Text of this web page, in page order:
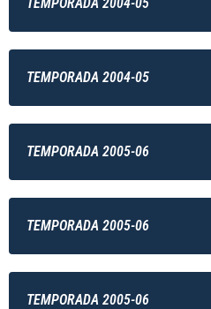
TEMPORADA 2004-05
TEMPORADA 2005-06
TEMPORADA 2005-06
TEMPORADA 2005-06